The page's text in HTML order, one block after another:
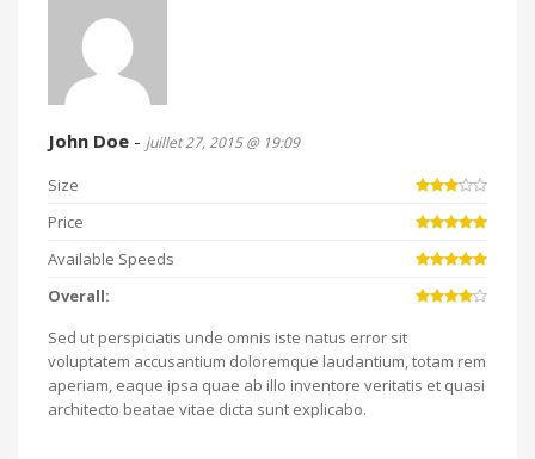
John Doe - juillet 27, 2015 @ 19:09
Size
Price
Available Speeds
Overall:
Sed ut perspiciatis unde omnis iste natus error sit
voluptatem accusantium doloremque laudantium, totam rem
aperiam, eaque ipsa quae ab illo inventore veritatis et quasi
architecto beatae vitae dicta sunt explicabo.